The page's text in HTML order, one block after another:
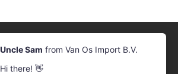
Nieuwsbrief
Aanmelden voor de nieuwsbrief